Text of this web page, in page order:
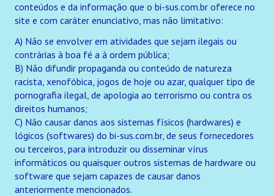
conteúdos e da informação que o bi-sus.com.br oferece no
site e com caráter enunciativo, mas não limitativo:
A) Não se envolver em atividades que sejam ilegais ou
contrárias à boa fé a à ordem pública;
B) Não difundir propaganda ou conteúdo de natureza
racista, xenofóbica, jogos de hoje ou azar, qualquer tipo de
pornografia ilegal, de apologia ao terrorismo ou contra os
direitos humanos;
C) Não causar danos aos sistemas físicos (hardwares) e
lógicos (softwares) do bi-sus.com.br, de seus fornecedores
ou terceiros, para introduzir ou disseminar vírus
informáticos ou quaisquer outros sistemas de hardware ou
software que sejam capazes de causar danos
anteriormente mencionados.